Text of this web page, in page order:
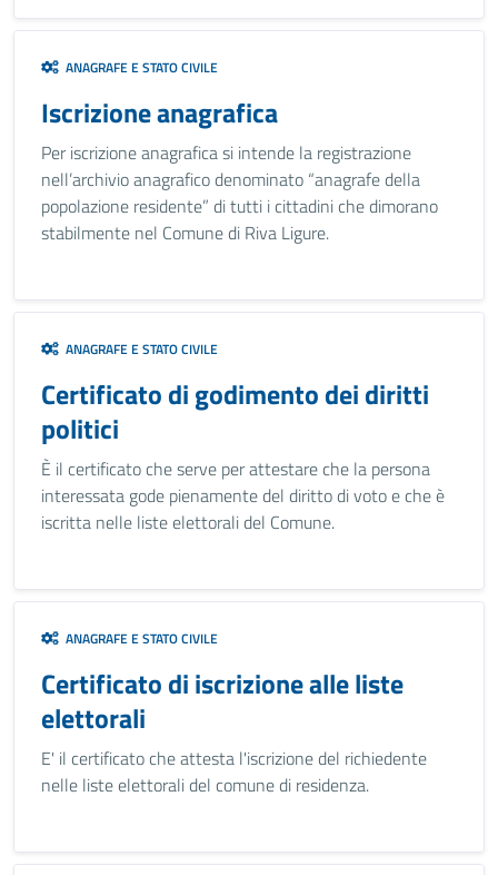
ANAGRAFE E STATO CIVILE
Iscrizione anagrafica
Per iscrizione anagrafica si intende la registrazione
nell’archivio anagrafico denominato “anagrafe della
popolazione residente” di tutti i cittadini che dimorano
stabilmente nel Comune di Riva Ligure.
ANAGRAFE E STATO CIVILE
Certificato di godimento dei diritti
politici
È il certificato che serve per attestare che la persona
interessata gode pienamente del diritto di voto e che è
iscritta nelle liste elettorali del Comune.
ANAGRAFE E STATO CIVILE
Certificato di iscrizione alle liste
elettorali
E' il certificato che attesta l'iscrizione del richiedente
nelle liste elettorali del comune di residenza.